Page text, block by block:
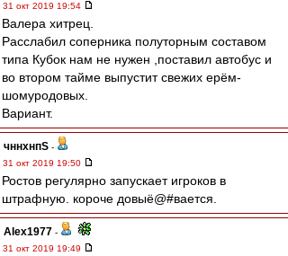
31 окт 2019 19:54
Валера хитрец.
Расслабил соперника полуторным составом
типа Кубок нам не нужен ,поставил автобус и
во втором тайме выпустит свежих ерём-
шомуродовых.
Вариант.
чннхнпS -
31 окт 2019 19:50
Ростов регулярно запускает игроков в
штрафную. короче довыё@#вается.
Alex1977 -
31 окт 2019 19:49